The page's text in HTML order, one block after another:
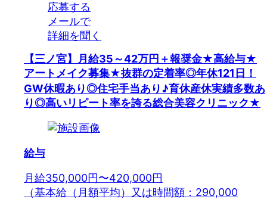
応募する
メールで
詳細を聞く
【三ノ宮】月給35～42万円＋報奨金★高給与★
アートメイク募集★抜群の定着率◎年休121日！
GW休暇あり◎住宅手当あり♪育休産休実績多数あ
り◎高いリピート率を誇る総合美容クリニック★
給与
月給350,000円〜420,000円
（基本給（月額平均）又は時間額：290,000